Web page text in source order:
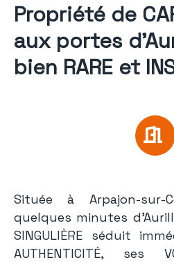
Propriété de
aux portes
bien RARE et
Située à Arpajon-sur-
quelques minutes
SINGULIÈRE séduit
AUTHENTICITÉ, ses